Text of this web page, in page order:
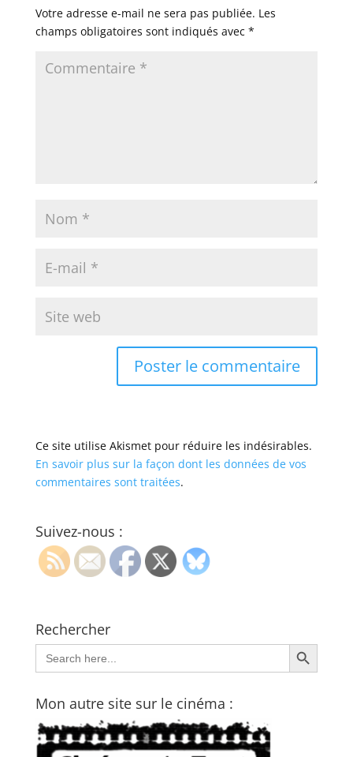
Votre adresse e-mail ne sera pas publiée. Les
champs obligatoires sont indiqués avec *
Ce site utilise Akismet pour réduire les indésirables.
En savoir plus sur la façon dont les données de vos
commentaires sont traitées.
Suivez-nous :
Rechercher
Search
for:
Search Button
Mon autre site sur le cinéma :